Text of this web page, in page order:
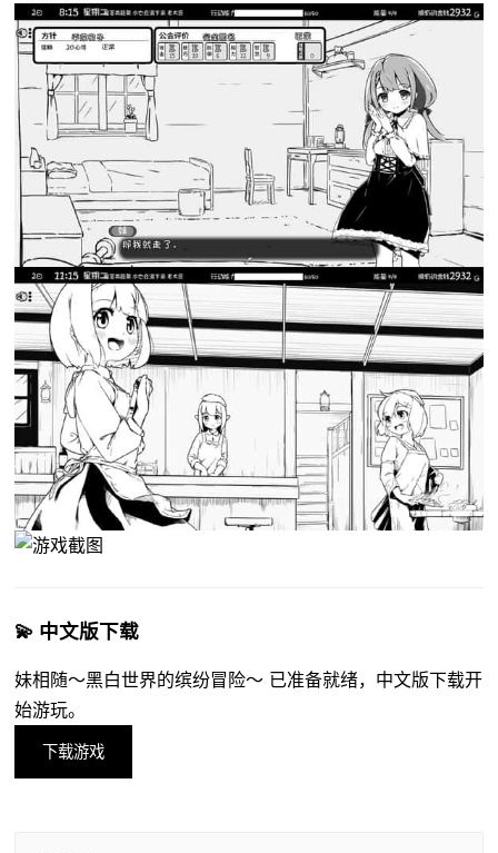
💫 中文版下载
妹相随～黑白世界的缤纷冒险～ 已准备就绪，中文版下载开
始游玩。
下载游戏